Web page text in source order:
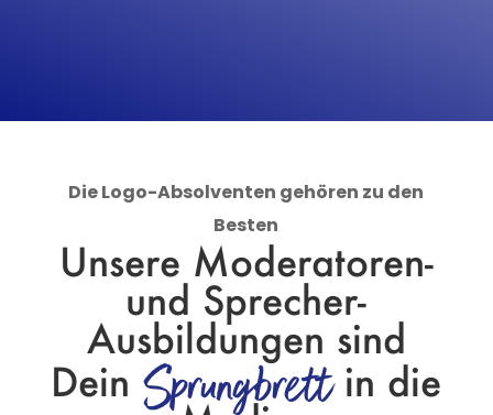
Die Logo-Absolventen gehören zu den
Besten
Unsere Moderatoren-
und Sprecher-
Ausbildungen sind
Dein Sprungbrettin die